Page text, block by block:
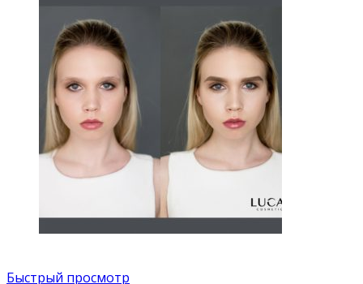
Быстрый просмотр